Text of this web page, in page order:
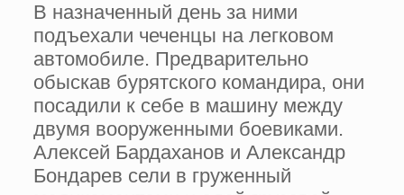
В назначенный день за ними
подъехали чеченцы на легковом
автомобиле. Предварительно
обыскав бурятского командира, они
посадили к себе в машину между
двумя вооруженными боевиками.
Алексей Бардаханов и Александр
Бондарев сели в груженный